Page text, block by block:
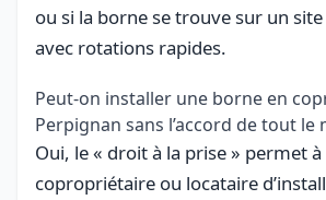
ou si la borne se trouve sur un
avec rotations rapides.
Peut-on installer une borne en
Perpignan sans l’accord de tout le
Oui, le « droit à la prise » permet à
copropriétaire ou locataire